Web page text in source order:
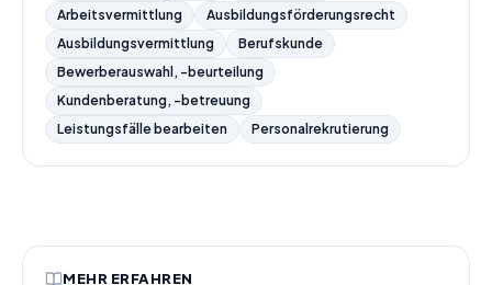
Arbeitsvermittlung
Ausbildungsförderungsrecht
Ausbildungsvermittlung
Berufskunde
Bewerberauswahl, -beurteilung
Kundenberatung, -betreuung
Leistungsfälle bearbeiten
Personalrekrutierung
MEHR ERFAHREN